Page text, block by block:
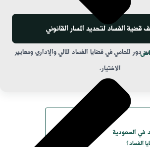
الفساد لتحديد المسار القانوني
دور المحامي في قضايا الفساد المالي والإداري ومعايير
الاختيار.
في السعودية
الفساد؟